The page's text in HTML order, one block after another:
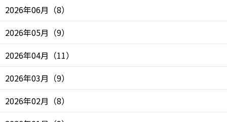
2026年06月 （8）
2026年05月 （9）
2026年04月 （11）
2026年03月 （9）
2026年02月 （8）